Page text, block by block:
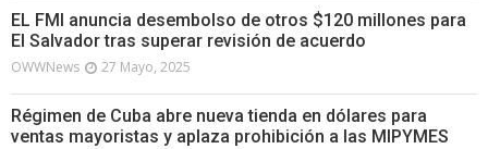
EL FMI anuncia desembolso de otros $120 millones para
El Salvador tras superar revisión de acuerdo
OWWNews 27 Mayo, 2025
Régimen de Cuba abre nueva tienda en dólares para
ventas mayoristas y aplaza prohibición a las MIPYMES